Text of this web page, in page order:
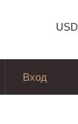
USD
Вход